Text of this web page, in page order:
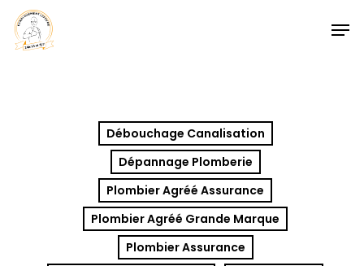
Skip
Débouchage Canalisation
Dépannage Plomberie
Plombier Agréé Assurance
Plombier Agréé Grande Marque
Plombier Assurance